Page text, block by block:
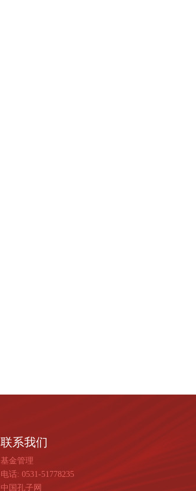
联系我们
基金管理
电话: 0531-51778235
中国孔子网